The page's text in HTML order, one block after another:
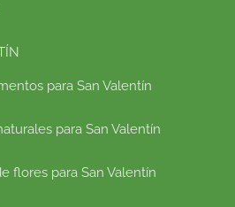
para San Valentín
para San Valentín
flores para San Valentín